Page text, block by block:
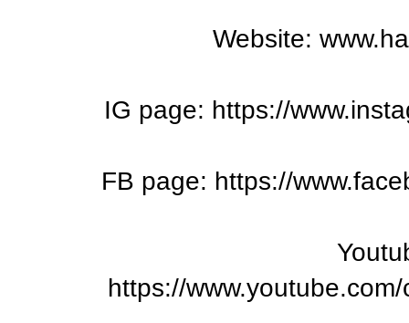
Website:
IG page: https://
FB page: https://
https://